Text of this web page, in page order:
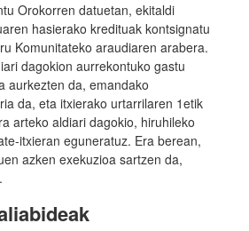
Orokorren datuetan, ekitaldi
hasierako kredituak kontsignatu
Komunitateko araudiaren arabera.
dagokion aurrekontuko gastu
aurkezten da, emandako
da, eta itxierako urtarrilaren 1etik
arteko aldiari dagokio, hiruhileko
itxieran eguneratuz. Era berean,
azken exekuzioa sartzen da,